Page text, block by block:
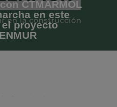
CTMARMOL
en este
proyecto